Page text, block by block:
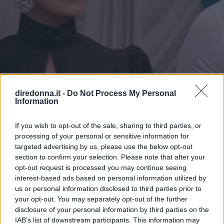
diredonna.it - Do Not Process My Personal
Information
If you wish to opt-out of the sale, sharing to third parties, or
processing of your personal or sensitive information for
targeted advertising by us, please use the below opt-out
section to confirm your selection. Please note that after your
opt-out request is processed you may continue seeing
interest-based ads based on personal information utilized by
us or personal information disclosed to third parties prior to
your opt-out. You may separately opt-out of the further
disclosure of your personal information by third parties on the
IAB’s list of downstream participants. This information may
MODA
Sophie Codegoni è super
glamour con l’abito total black
indossato al GF vip
L’ex tronista di Uomini e Donne ha sfoggiato un
bellissimo long dress nero nella puntata del 28 febbraio